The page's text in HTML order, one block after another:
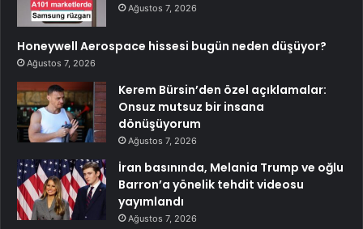
Ağustos 7, 2026
Honeywell Aerospace hissesi bugün neden düşüyor?
Ağustos 7, 2026
Kerem Bürsin’den özel açıklamalar:
Onsuz mutsuz bir insana
dönüşüyorum
Ağustos 7, 2026
İran basınında, Melania Trump ve oğlu
Barron’a yönelik tehdit videosu
yayımlandı
Ağustos 7, 2026